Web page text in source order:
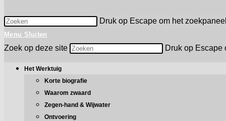
Druk op Escape om het
Menu Sluiten
Zoek op deze site Druk op Escape
Het Werktuig
Korte biografie
Waarom zwaard
Zegen-hand & Wijwater
Ontvoering